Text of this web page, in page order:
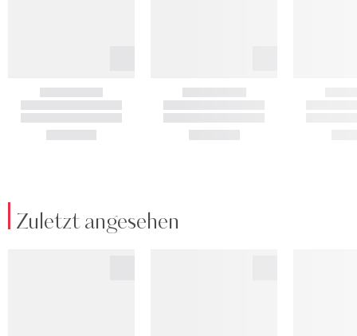
Zuletzt angesehen